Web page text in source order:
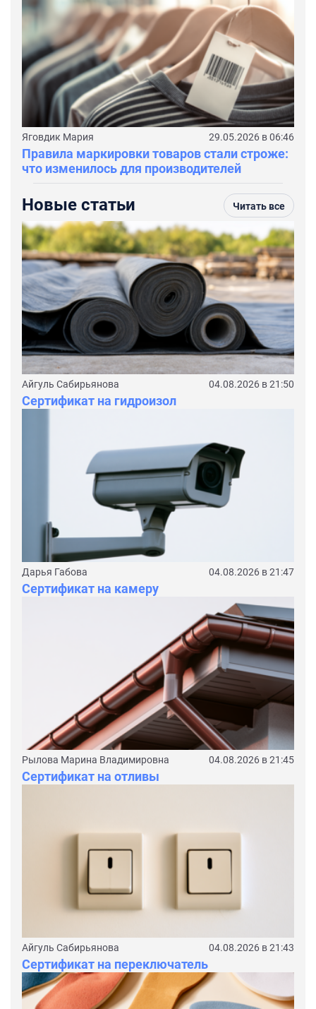
Яговдик Мария 29.05.2026 в 06:46
Правила маркировки товаров стали строже:
что изменилось для производителей
Новые статьи Читать все
Айгуль Сабирьянова 04.08.2026 в 21:50
Сертификат на гидроизол
Дарья Габова 04.08.2026 в 21:47
Сертификат на камеру
Рылова Марина Владимировна 04.08.2026 в 21:45
Сертификат на отливы
Айгуль Сабирьянова 04.08.2026 в 21:43
Сертификат на переключатель